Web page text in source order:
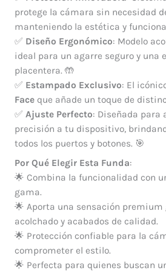
protege la cámara sin necesidad
manteniendo la estética y
✅ Diseño Ergonómico: Modelo
ideal para un agarre seguro y una
placentera. 🤲
✅ Estampado Exclusivo: El
Faceque añade un toque de
✅ Ajuste Perfecto: Diseñada para
precisión a tu dispositivo,
todos los puertos y botones. 🎯
Por Qué Elegir Esta Funda:
🌟 Combina la funcionalidad con
gama.
🌟 Aporta una sensación premium
acolchado y acabados de calidad.
🌟 Protección confiable para la
comprometer el estilo.
🌟 Perfecta para quienes buscan